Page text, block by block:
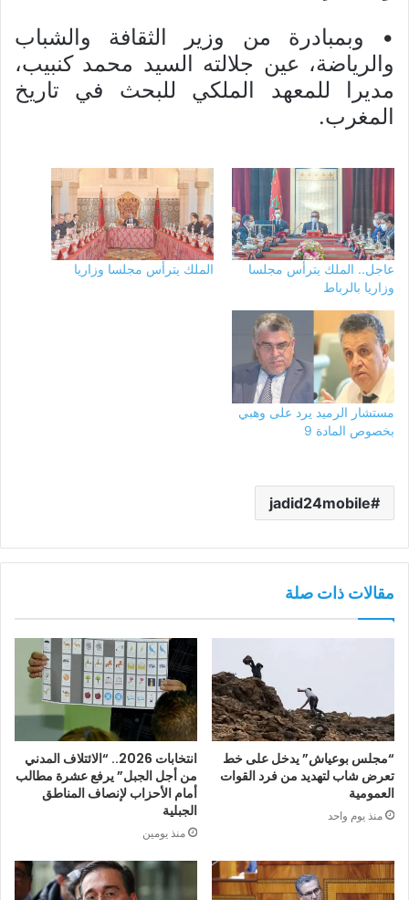
• وبمبادرة من وزير الثقافة والشباب
والرياضة، عين جلالته السيد محمد كنبيب،
مديرا للمعهد الملكي للبحث في تاريخ
المغرب.
عاجل.. الملك يترأس مجلسا
وزاريا بالرباط
الملك يترأس مجلسا وزاريا
مستشار الرميد يرد على وهبي
بخصوص المادة 9
jadid24mobile
مقالات ذات صلة
“مجلس بوعياش” يدخل على خط
تعرض شاب لتهديد من فرد القوات
العمومية
منذ يوم واحد
انتخابات 2026.. “الائتلاف المدني
من أجل الجبل” يرفع عشرة مطالب
أمام الأحزاب لإنصاف المناطق
الجبلية
منذ يومين